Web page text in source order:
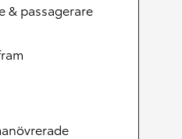
& passagerare